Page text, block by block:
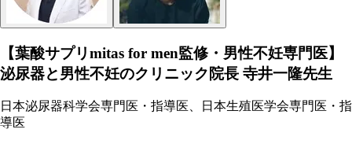
【葉酸サプリmitas for men監修・男性不妊専門医】
泌尿器と男性不妊のクリニック院長 寺井一隆先生
日本泌尿器科学会専門医・指導医、日本生殖医学会専門医・指
導医